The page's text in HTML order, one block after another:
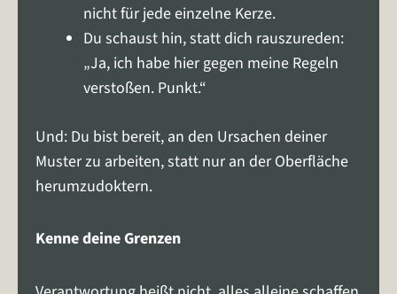
nicht für jede einzelne Kerze.
Du schaust hin, statt dich rauszureden:
„Ja, ich habe hier gegen meine Regeln
verstoßen. Punkt.“
Und: Du bist bereit, an den Ursachen deiner
Muster zu arbeiten, statt nur an der Oberfläche
herumzudoktern.
Kenne deine Grenzen